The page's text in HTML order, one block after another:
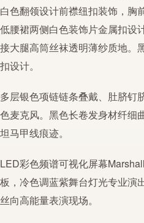
白色翻领设计前襟纽扣装饰，胸
低腰裙两侧白色装饰片金属扣设
接大腿高筒丝袜透明薄纱质地。
扣设计。
多层银色项链链条叠戴、肚脐钉
色麦克风。黑色长卷发身材纤细
坦马甲线痕迹。
LED彩色频谱可视化屏幕
板，冷色调蓝紫舞台灯光专业演
丝向高能量表演现场。